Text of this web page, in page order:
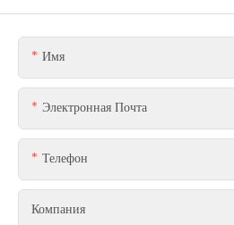
Имя
Электронная Почта
Телефон
Компания